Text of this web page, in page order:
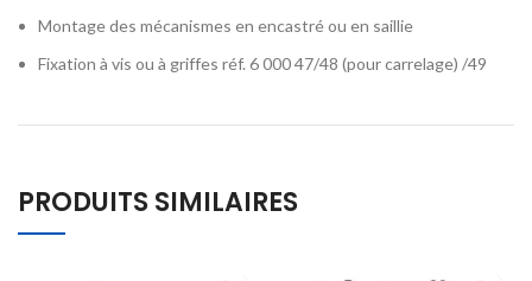
Montage des mécanismes en encastré ou en saillie
Fixation à vis ou à griffes réf. 6 000 47/48 (pour carrelage) /49
PRODUITS SIMILAIRES